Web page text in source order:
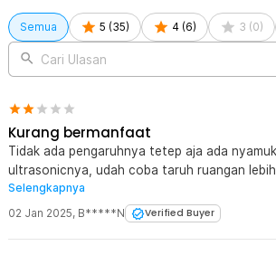
Semua 5 (35) 4 (6) 3 (0)
Cari Ulasan
Kurang bermanfaat
Tidak ada pengaruhnya tetep aja ada nyamuk/lalat di area
ultrasonicnya, udah coba taruh ruangan
hasilnya
Selengkapnya
02 Jan 2025, B*****N Verified Buyer